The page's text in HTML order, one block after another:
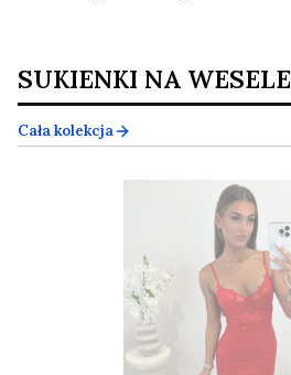
SUKIENKI NA WESELE
Cała kolekcja